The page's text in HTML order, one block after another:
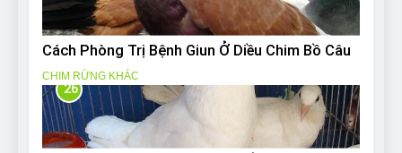
Cách Phòng Trị Bệnh Giun Ở Diều Chim Bồ Câu
CHIM RỪNG KHÁC
26